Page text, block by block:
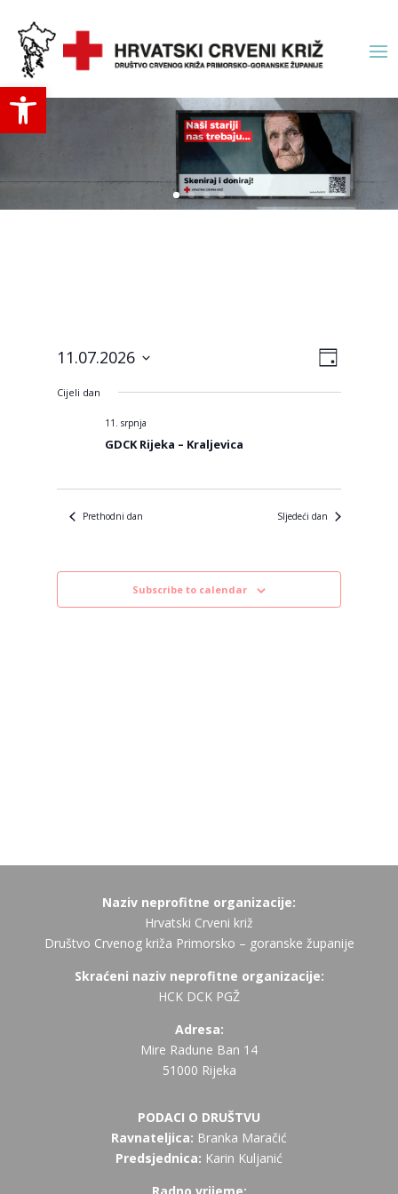
Open toolbar
Day
11.07.2026
datum.
Cijeli dan
11. srpnja
GDCK Rijeka – Kraljevica
Prethodni dan Sljedeći dan
Subscribe to calendar
Naziv neprofitne organizacije:
Hrvatski Crveni križ
Društvo Crvenog križa Primorsko – goranske županije
Skraćeni naziv neprofitne organizacije:
HCK DCK PGŽ
Adresa:
Mire Radune Ban 14
51000 Rijeka
PODACI O DRUŠTVU
Ravnateljica: Branka Maračić
Predsjednica: Karin Kuljanić